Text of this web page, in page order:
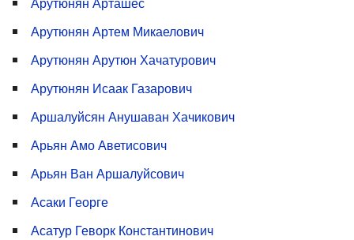
Арутюнян Артем Микаелович
Арутюнян Арутюн Хачатурович
Арутюнян Исаак Газарович
Аршалуйсян Анушаван Хачикович
Арьян Амо Аветисович
Арьян Ван Аршалуйсович
Асаки Георге
Асатур Геворк Константинович